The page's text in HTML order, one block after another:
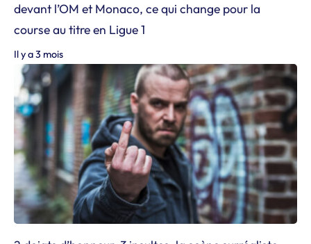
devant l’OM et Monaco, ce qui change pour la
course au titre en Ligue 1
Il y a 3 mois